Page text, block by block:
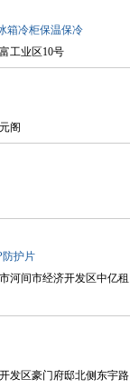
箱冷柜保温保冷
工业区10号
阁
防护片
河间市经济开发区中亿租
发区豪门府邸北侧东宇路